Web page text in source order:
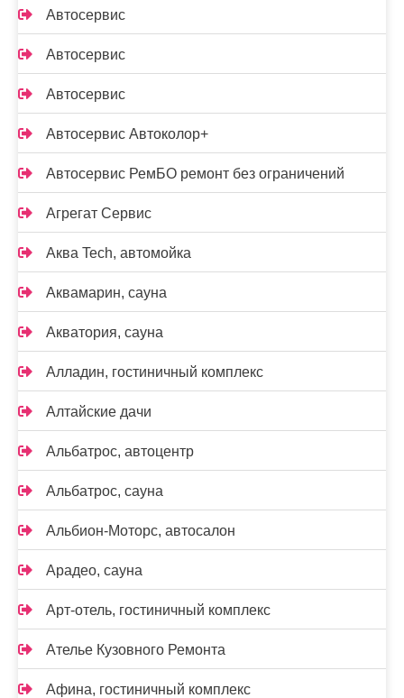
Автосервис
Автосервис
Автосервис
Автосервис Автоколор+
Автосервис РемБО ремонт без ограничений
Агрегат Сервис
Аква Tech, автомойка
Аквамарин, сауна
Акватория, сауна
Алладин, гостиничный комплекс
Алтайские дачи
Альбатрос, автоцентр
Альбатрос, сауна
Альбион-Моторс, автосалон
Арадео, сауна
Арт-отель, гостиничный комплекс
Ателье Кузовного Ремонта
Афина, гостиничный комплекс